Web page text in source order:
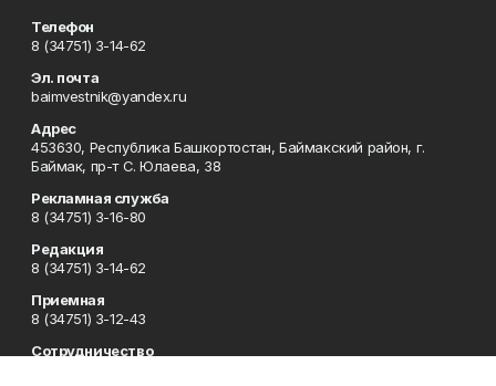
Телефон
8 (34751) 3-14-62
Эл. почта
baimvestnik@yandex.ru
Адрес
453630, Республика Башкортостан, Баймакский район, г.
Баймак, пр-т С. Юлаева, 38
Рекламная служба
8 (34751) 3-16-80
Редакция
8 (34751) 3-14-62
Приемная
8 (34751) 3-12-43
Сотрудничество